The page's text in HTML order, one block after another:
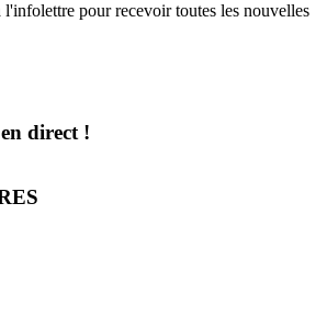
pour recevoir toutes les nouvelles
direct !